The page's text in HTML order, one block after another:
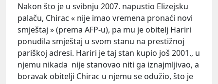
Nakon što je u svibnju 2007. napustio Elizejsku
palaču, Chirac « nije imao vremena pronaći novi
smještaj » (prema AFP-u), pa mu je obitelj Hariri
ponudila smještaj u svom stanu na prestižnoj
pariškoj adresi. Hariri je taj stan kupio još 2001., u
njemu nikada nije stanovao niti ga iznajmljivao, a
boravak obitelji Chirac u njemu se odužio, što je